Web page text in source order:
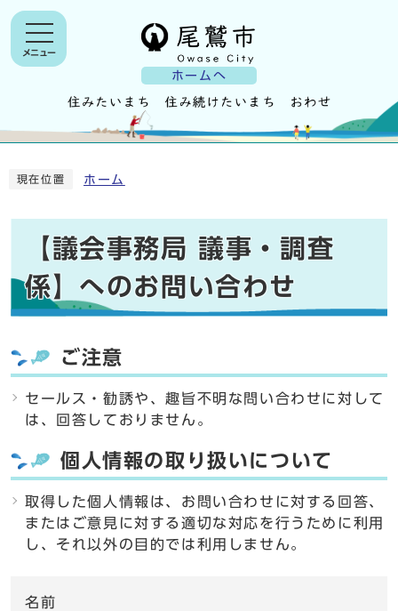
ホームへ
メニュー
現在位置 ホーム
【議会事務局 議事・調査
係】へのお問い合わせ
ご注意
セールス・勧誘や、趣旨不明な問い合わせに対して
は、回答しておりません。
個人情報の取り扱いについて
取得した個人情報は、お問い合わせに対する回答、
またはご意見に対する適切な対応を行うために利用
し、それ以外の目的では利用しません。
名前